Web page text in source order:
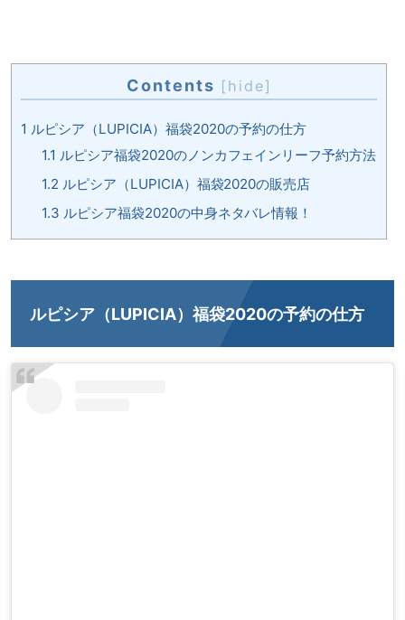
Contents [ hide]
1 ルピシア（LUPICIA）福袋2020の予約の仕方
1.1 ルピシア福袋2020のノンカフェインリーフ予約方法
1.2 ルピシア（LUPICIA）福袋2020の販売店
1.3 ルピシア福袋2020の中身ネタバレ情報！
ルピシア（LUPICIA）福袋2020の予約の仕方